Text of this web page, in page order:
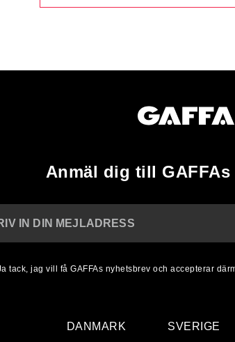
Anmäl dig till GAFFAs
IN DIN MEJLADRESS
tack, jag vill få GAFFAs nyhetsbrev och accepterar
DANMARK SVERIGE